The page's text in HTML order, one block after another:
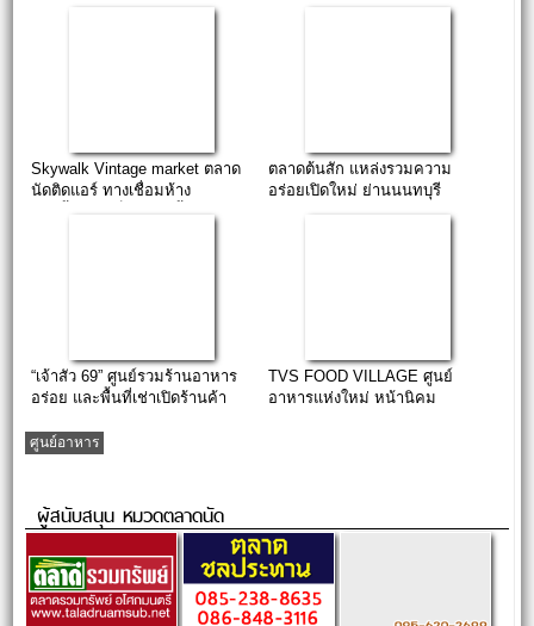
Skywalk Vintage market ตลาด
นัดติดแอร์ ทางเชื่อมห้าง
ตลาดต้นสัก แหล่งรวมความ
อร่อยเปิดใหม่ ย่านนนทบุรี
“เจ้าสัว 69” ศูนย์รวมร้านอาหาร
อร่อย และพื้นที่เช่าเปิดร้านค้า
TVS FOOD VILLAGE ศูนย์
อาหารแห่งใหม่ หน้านิคม
ศูนย์อาหาร
ผู้สนับสนุน หมวดตลาดนัด